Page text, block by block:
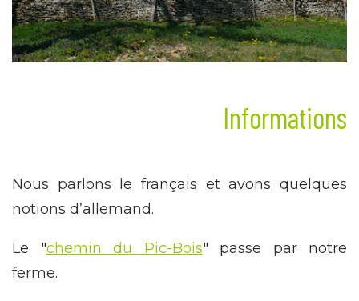
Informations
Nous parlons le français et avons quelques
notions d’allemand.
Le "chemin du Pic-Bois" passe par notre
ferme.